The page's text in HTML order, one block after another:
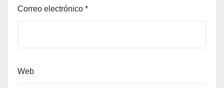
Correo electrónico *
Web